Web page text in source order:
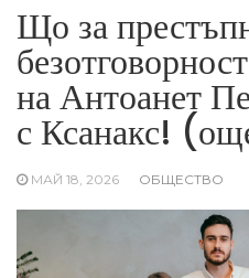
Що за
на Антоанет
с Ксанакс!
МАЙ 18, 2026 ОБЩЕСТВО